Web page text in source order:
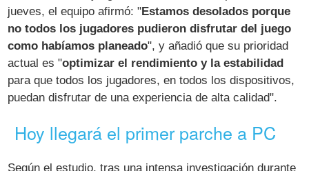
jueves, el equipo afirmó: "Estamos desolados porque
no todos los jugadores pudieron disfrutar del juego
como habíamos planeado", y añadió que su prioridad
actual es "optimizar el rendimiento y la estabilidad
para que todos los jugadores, en todos los dispositivos,
puedan disfrutar de una experiencia de alta calidad".
Hoy llegará el primer parche a PC
Según el estudio, tras una intensa investigación durante